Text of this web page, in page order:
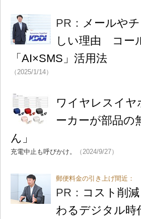
PR： メールや
しい理由 コー
「AI×SMS」活用法
（2025/1/14）
ワイヤレスイ
ーカーが部品の
ん」
充電中止も呼びかけ。 （2024/9/27）
郵便料金の引き上げ間近：
PR： コスト削
わるデジタル時